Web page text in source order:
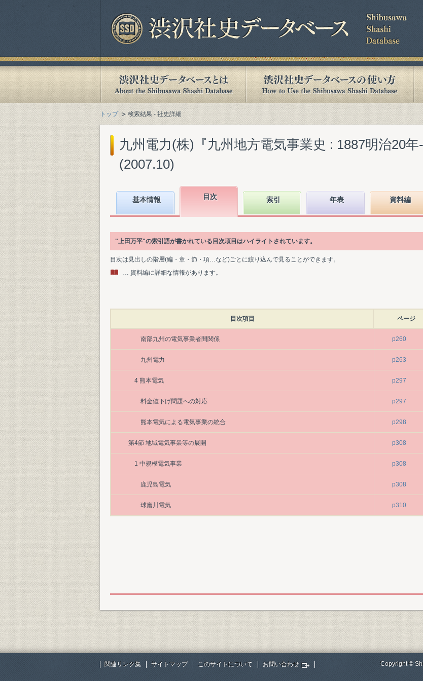
トップ 検索結果 - 社史詳細
九州電力(株)『九州地方電気事業史 : 1887明治20年-
(2007.10)
基本情報 目次 索引 年表 資料編
"上田万平"の索引語が書かれている目次項目はハイライトされています。
目次は見出しの階層(編・章・節・項…など)ごとに絞り込んで見ることができます。
… 資料編に詳細な情報があります。
目次項目 ページ
南部九州の電気事業者間関係 p260
九州電力 p263
4 熊本電気 p297
料金値下げ問題への対応 p297
熊本電気による電気事業の統合 p298
第4節 地域電気事業等の展開 p308
1 中規模電気事業 p308
鹿児島電気 p308
球磨川電気 p310
関連リンク集 サイトマップ このサイトについて お問い合わせ Copyright ©